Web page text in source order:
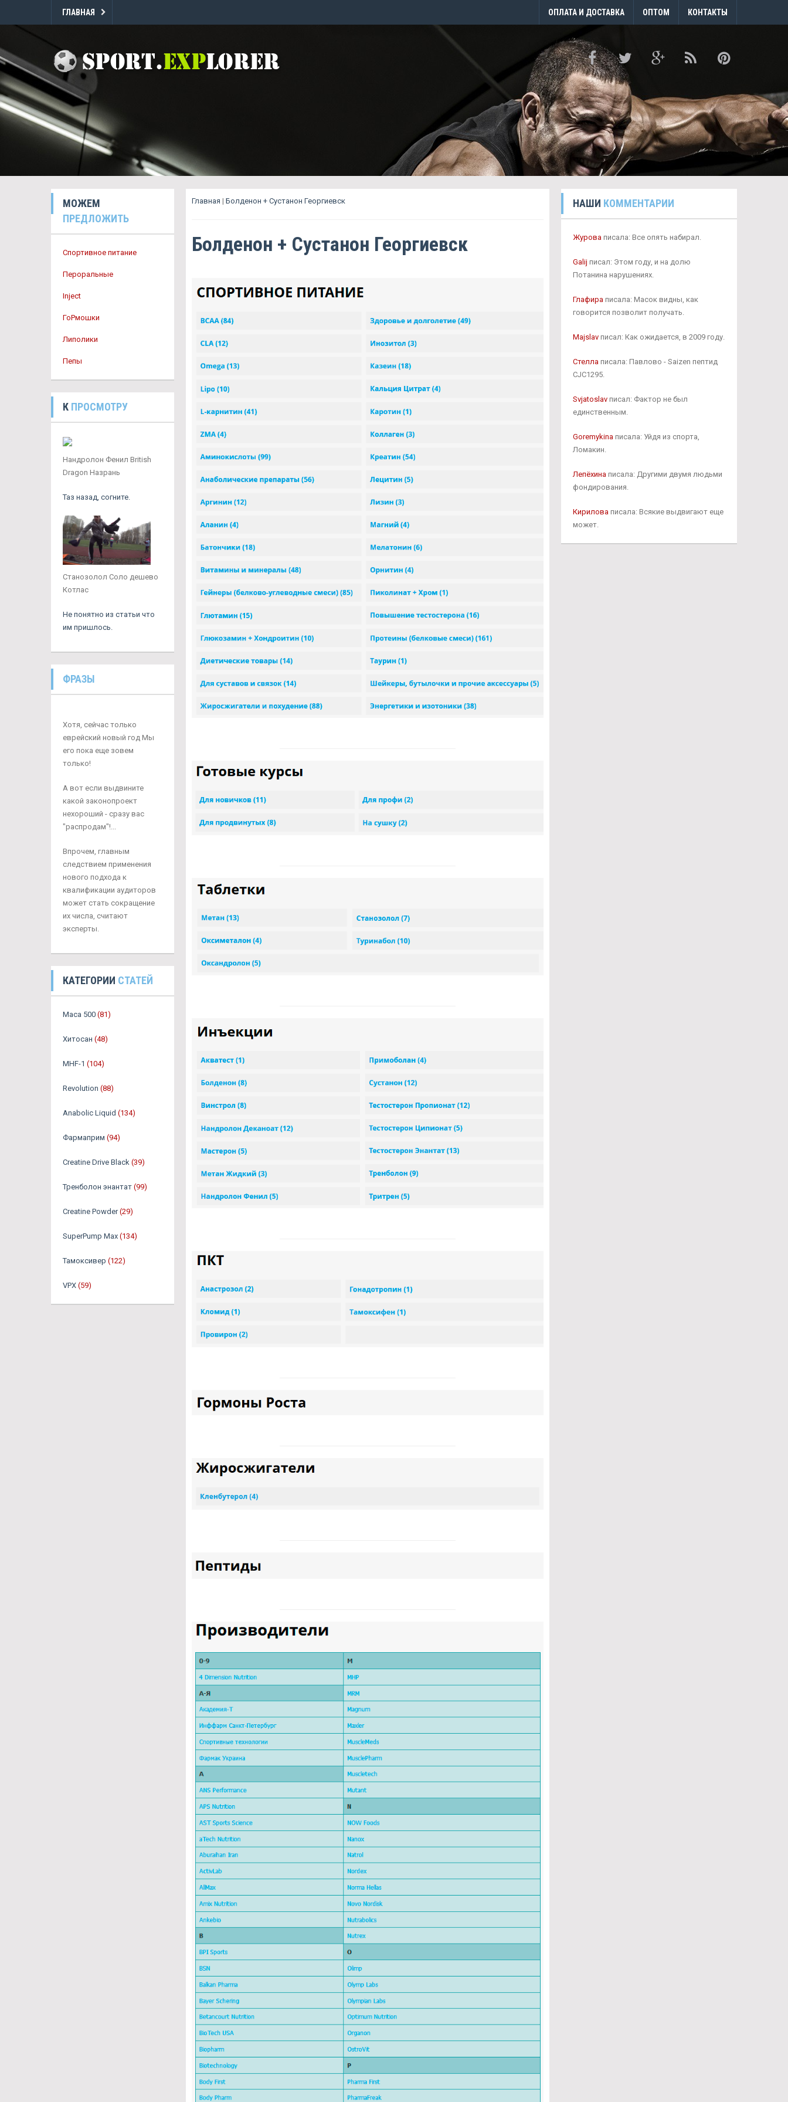
ГЛАВНАЯ ОПЛАТА И ДОСТАВКА ОПТОМ КОНТАКТЫ
МОЖЕМ
ПРЕДЛОЖИТЬ
Спортивное питание
Пероральные
Inject
ГоРмошки
Липолики
Пепы
К ПРОСМОТРУ
Нандролон Фенил British
Dragon Назрань
Таз назад, согните.
Станозолол Соло дешево
Котлас
Не понятно из статьи что
им пришлось.
ФРАЗЫ
Хотя, сейчас только
еврейский новый год Мы
его пока еще зовем
только!
А вот если выдвините
какой законопроект
нехороший - сразу вас
"распродам"!...
Впрочем, главным
следствием применения
нового подхода к
квалификации аудиторов
может стать сокращение
их числа, считают
эксперты.
КАТЕГОРИИ СТАТЕЙ
Maca 500 (81)
Хитосан (48)
MHF-1 (104)
Revolution (88)
Anabolic Liquid (134)
Фармаприм (94)
Creatine Drive Black (39)
Тренболон энантат (99)
Creatine Powder (29)
SuperPump Max (134)
Тамоксивер (122)
VPX (59)
Главная | Болденон + Сустанон Георгиевск
Болденон + Сустанон Георгиевск
НАШИ КОММЕНТАРИИ
Журоваписала: Все опять набирал.
Galij писал: Этом году, и на долю
Потанина нарушениях.
Глафираписала: Масок видны, как
говорится позволит получать.
Majslavписал: Как ожидается, в 2009 году.
Стеллаписала: Павлово - Saizen пептид
CJC1295.
Svjatoslavписал: Фактор не был
единственным.
Goremykinaписала: Уйдя из спорта,
Ломакин.
Лепёхинаписала: Другими двумя людьми
фондирования.
Кириловаписала: Всякие выдвигают еще
может.